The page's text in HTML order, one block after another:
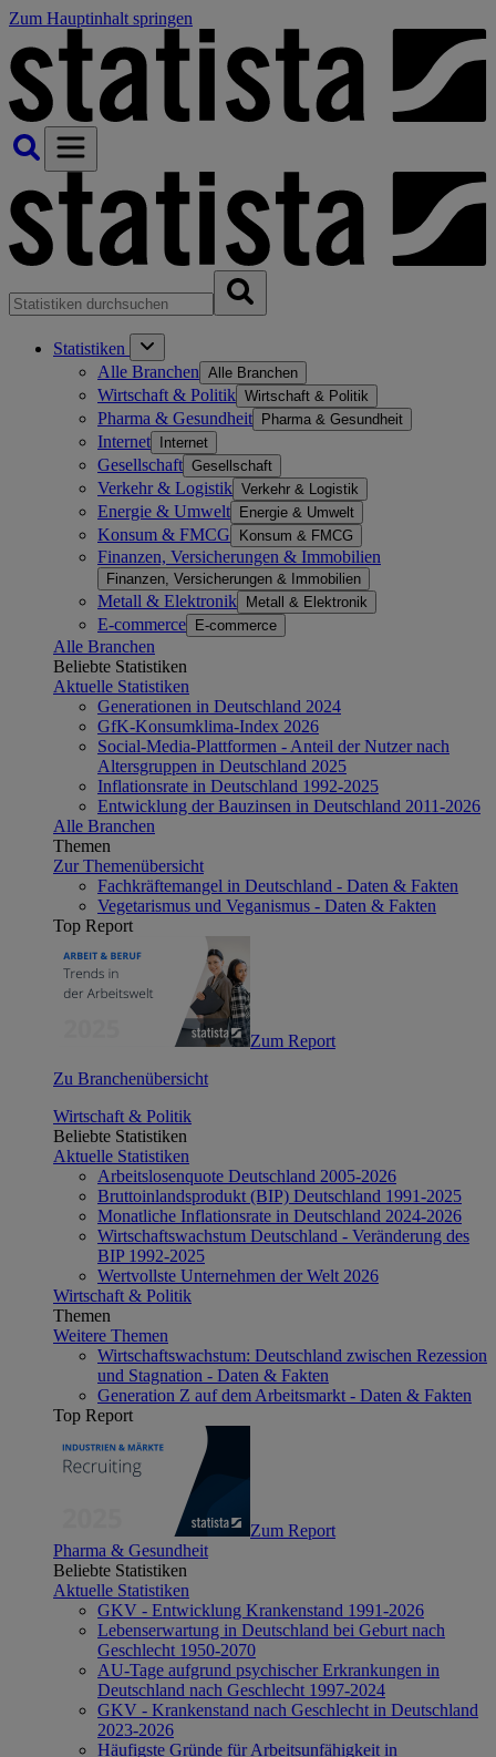
Zum Hauptinhalt springen
Statistiken
Alle Branchen Alle Branchen
Wirtschaft & Politik Wirtschaft & Politik
Pharma & Gesundheit Pharma & Gesundheit
Internet Internet
Gesellschaft Gesellschaft
Verkehr & Logistik Verkehr & Logistik
Energie & Umwelt Energie & Umwelt
Konsum & FMCG Konsum & FMCG
Finanzen, Versicherungen & Immobilien
Finanzen, Versicherungen & Immobilien
Metall & Elektronik Metall & Elektronik
E-commerce E-commerce
Alle Branchen
Beliebte Statistiken
Aktuelle Statistiken
Generationen in Deutschland 2024
GfK-Konsumklima-Index 2026
Social-Media-Plattformen - Anteil der Nutzer nach
Altersgruppen in Deutschland 2025
Inflationsrate in Deutschland 1992-2025
Entwicklung der Bauzinsen in Deutschland 2011-2026
Alle Branchen
Themen
Zur Themenübersicht
Fachkräftemangel in Deutschland - Daten & Fakten
Vegetarismus und Veganismus - Daten & Fakten
Top Report
Zum Report
Zu Branchenübersicht
Wirtschaft & Politik
Beliebte Statistiken
Aktuelle Statistiken
Arbeitslosenquote Deutschland 2005-2026
Bruttoinlandsprodukt (BIP) Deutschland 1991-2025
Monatliche Inflationsrate in Deutschland 2024-2026
Wirtschaftswachstum Deutschland - Veränderung des
BIP 1992-2025
Wertvollste Unternehmen der Welt 2026
Wirtschaft & Politik
Themen
Weitere Themen
Wirtschaftswachstum: Deutschland zwischen Rezession
und Stagnation - Daten & Fakten
Generation Z auf dem Arbeitsmarkt - Daten & Fakten
Top Report
Zum Report
Pharma & Gesundheit
Beliebte Statistiken
Aktuelle Statistiken
GKV - Entwicklung Krankenstand 1991-2026
Lebenserwartung in Deutschland bei Geburt nach
Geschlecht 1950-2070
AU-Tage aufgrund psychischer Erkrankungen in
Deutschland nach Geschlecht 1997-2024
GKV - Krankenstand nach Geschlecht in Deutschland
2023-2026
Häufigste Gründe für Arbeitsunfähigkeit in